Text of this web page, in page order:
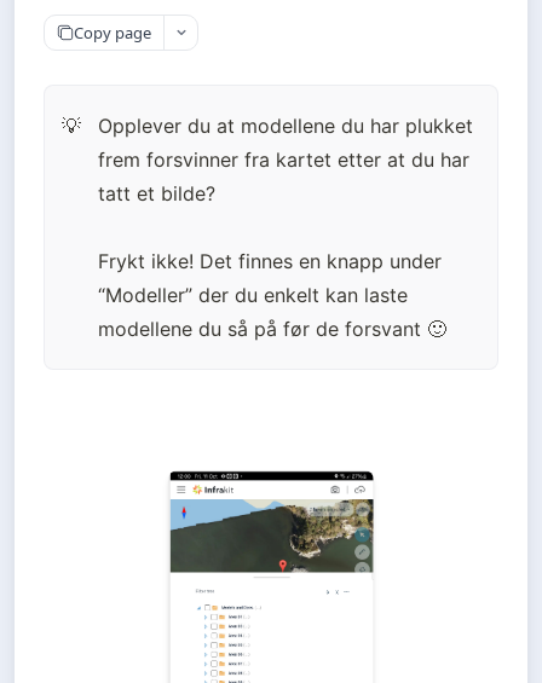
Copy page
💡
Opplever du at modellene du har plukket
frem forsvinner fra kartet etter at du har
tatt et bilde?
Frykt ikke! Det finnes en knapp under
“Modeller” der du enkelt kan laste
modellene du så på før de forsvant 🙂